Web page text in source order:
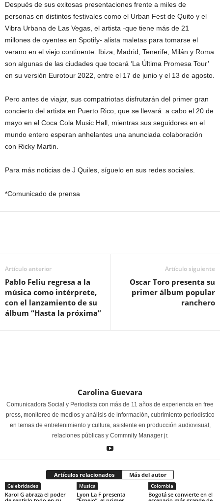
Después de sus exitosas presentaciones frente a miles de
personas en distintos festivales como el Urban Fest de Quito y el
Vibra Urbana de Las Vegas, el artista -que tiene más de 21
millones de oyentes en Spotify- alista maletas para tomarse el
verano en el viejo continente. Ibiza, Madrid, Tenerife, Milán y Roma
son algunas de las ciudades que tocará ‘La Última Promesa Tour’
en su versión Eurotour 2022, entre el 17 de junio y el 13 de agosto.
Pero antes de viajar, sus compatriotas disfrutarán del primer gran
concierto del artista en Puerto Rico, que se llevará a cabo el 20 de
mayo en el Coca Cola Music Hall, mientras sus seguidores en el
mundo entero esperan anhelantes una anunciada colaboración
con Ricky Martin.
Para más noticias de J Quiles, síguelo en sus redes sociales.
*Comunicado de prensa
Artículo anterior
Pablo Feliu regresa a la
música como intérprete,
con el lanzamiento de su
álbum “Hasta la próxima”
Artículo siguiente
Oscar Toro presenta su
primer álbum popular
ranchero
Carolina Guevara
Comunicadora Social y Periodista con más de 11 años de experiencia en free
press, monitoreo de medios y análisis de información, cubrimiento periodístico
en temas de entretenimiento y cultura, asistente en producción audiovisual,
relaciones públicas y Commnity Manager jr.
Artículos relacionados Más del autor
Celebridades
Karol G abraza el poder
Musica
Lyon La F presenta
Colombia
Bogotá se convierte en el